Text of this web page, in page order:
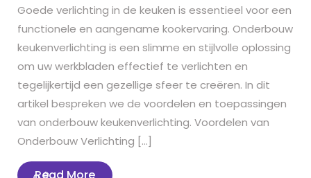
Goede verlichting in de keuken is essentieel voor een
functionele en aangename kookervaring. Onderbouw
keukenverlichting is een slimme en stijlvolle oplossing
om uw werkbladen effectief te verlichten en
tegelijkertijd een gezellige sfeer te creëren. In dit
artikel bespreken we de voordelen en toepassingen
van onderbouw keukenverlichting. Voordelen van
Onderbouw Verlichting […]
Read